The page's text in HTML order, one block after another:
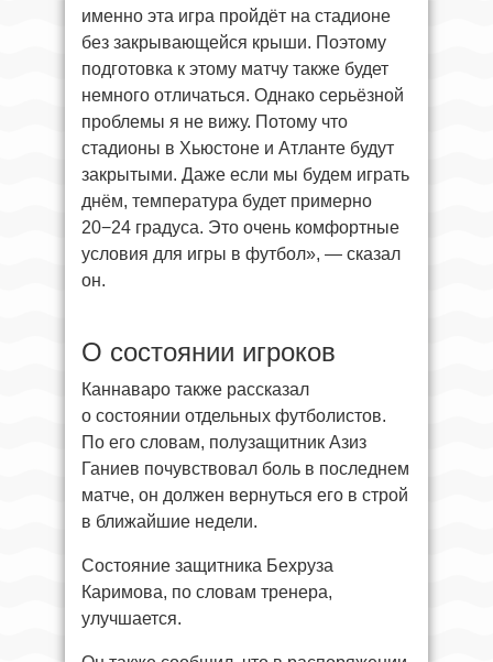
именно эта игра пройдёт на стадионе
без закрывающейся крыши. Поэтому
подготовка к этому матчу также будет
немного отличаться. Однако серьёзной
проблемы я не вижу. Потому что
стадионы в Хьюстоне и Атланте будут
закрытыми. Даже если мы будем играть
днём, температура будет примерно
20−24 градуса. Это очень комфортные
условия для игры в футбол», — сказал
он.
О состоянии игроков
Каннаваро также рассказал
о состоянии отдельных футболистов.
По его словам, полузащитник Азиз
Ганиев почувствовал боль в последнем
матче, он должен вернуться его в строй
в ближайшие недели.
Состояние защитника Бехруза
Каримова, по словам тренера,
улучшается.